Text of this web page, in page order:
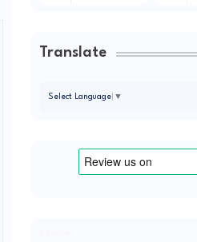
Translate
Select Language ▼